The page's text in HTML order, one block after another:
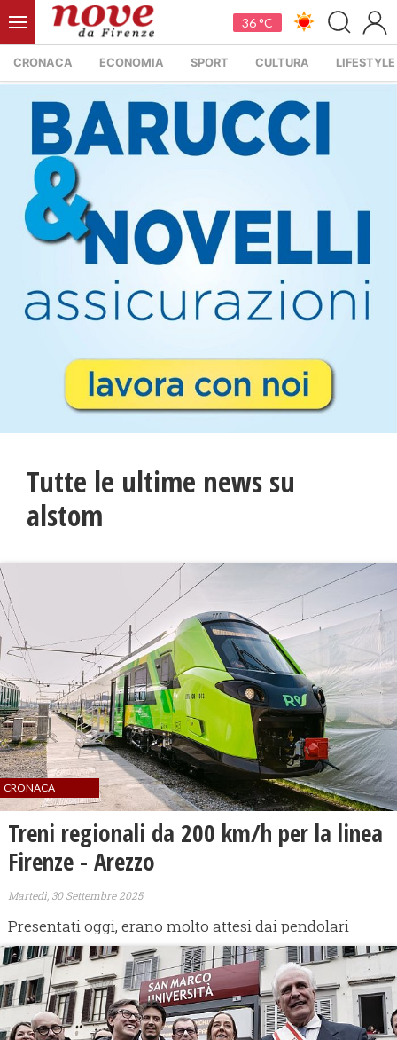
36 °C
CRONACA ECONOMIA SPORT CULTURA LIFESTYLE
Tutte le ultime news su
alstom
CRONACA
Treni regionali da 200 km/h per la linea
Firenze - Arezzo
Martedì, 30 Settembre 2025
Presentati oggi, erano molto attesi dai pendolari